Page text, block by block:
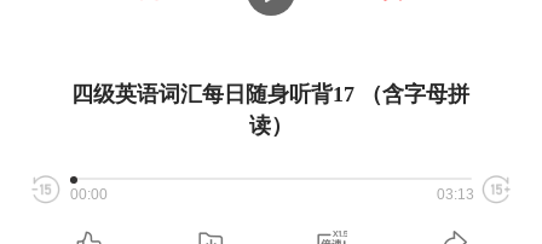
四级英语词汇每日随身听背17 （含字母拼
读）
00:00 03:13